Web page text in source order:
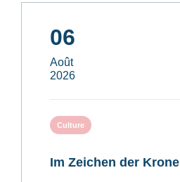
06
Août
2026
Culture
Im Zeichen der Krone